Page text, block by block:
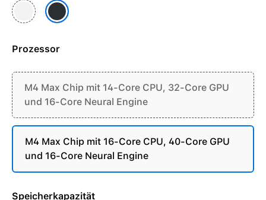
Silber Space Schwarz
Prozessor
M4 Max Chip mit 14-Core CPU, 32-Core GPU
und 16-Core Neural Engine
M4 Max Chip mit 16-Core CPU, 40-Core GPU
und 16-Core Neural Engine
Speicherkapazität